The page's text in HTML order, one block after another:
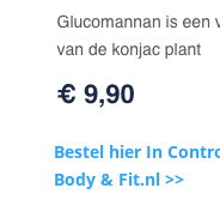
Bestel hier In
Body & Fit.nl >>